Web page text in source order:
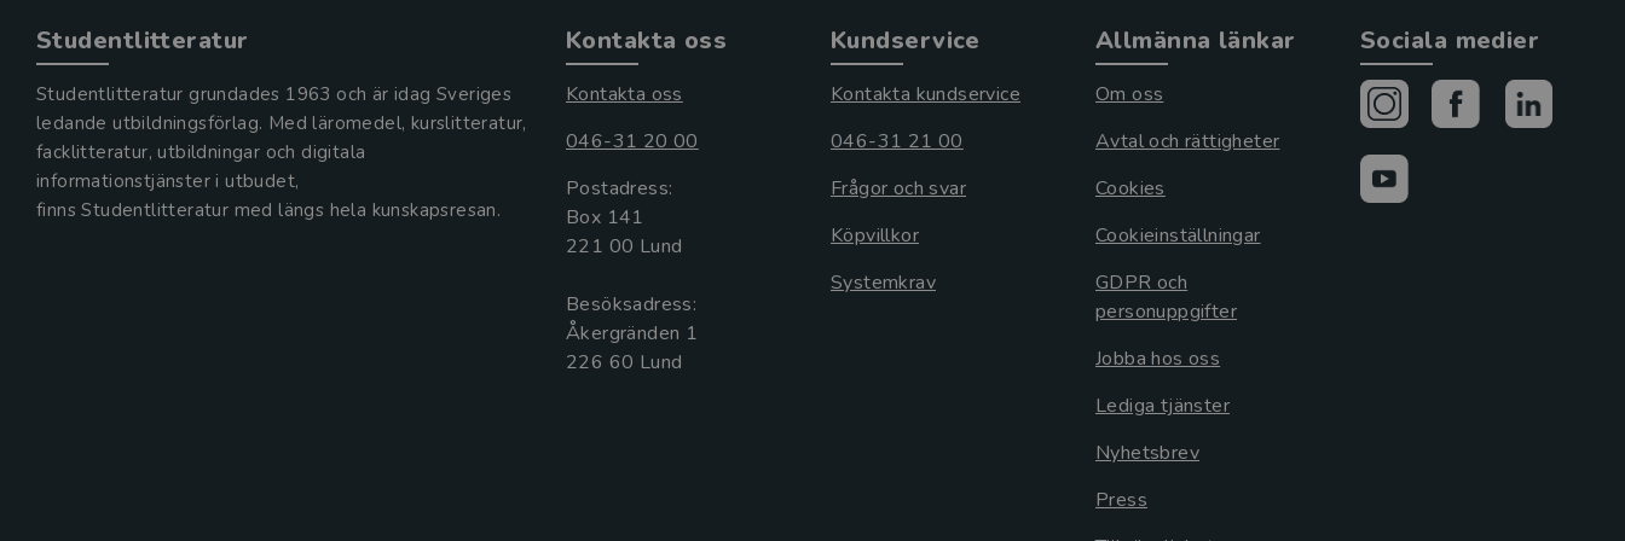
Studentlitteratur
Studentlitteratur grundades 1963 och är idag Sveriges
ledande utbildningsförlag. Med läromedel, kurslitteratur,
facklitteratur, utbildningar och digitala
informationstjänster i utbudet,
finns Studentlitteratur med längs hela kunskapsresan.
Kontakta oss
Kontakta oss
046-31 20 00
Postadress:
Box 141
221 00 Lund
Besöksadress:
Åkergränden 1
Kundservice
Kontakta kundservice
046-31 21 00
Frågor och svar
Köpvillkor
Systemkrav
Allmänna länkar
Om oss
Avtal och rättigheter
Cookies
Cookieinställningar
GDPR och
personuppgifter
Jobba hos oss
Lediga tjänster
Nyhetsbrev
Press
Sociala medier